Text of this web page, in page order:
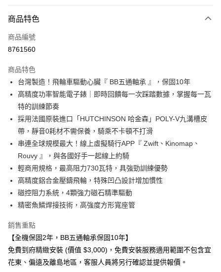
台灣樂天信用卡公司
玉山商業銀行
台灣樂天信用卡公司
元大商業銀行
台新國際商業銀行
台灣樂天信用卡公司
全盈+PAY
AFTEE先享後付
【關於「AFTEE先享後付」】
AFTEE先享後付是「在收到商品之後才付款」的支付方式。 讓您購物簡單
便利好安心！
１．簡單：不需註冊會員、不需綁卡、不需儲值。
３．安心：先確認商品／服務後，再付款。
【「AFTEE先享後付」結帳流程】
１．於結帳方式選擇「AFTEE先享後付」後，將跳轉至「AFTEE先享後付」
結帳頁面，進行簡訊認證並確認金額後，即可完成結帳。
２．訂單成立數日內，您將收到繳費通知簡訊。
３．收到繳費通知簡訊後14天內，點擊此簡訊中的連結，可透過四大超商／
ATM／網路銀行／等多元方式進行付款，方視為交易完成。
※ 請注意：結帳手續完成當下不需立刻繳費，但若您需要取消訂單，請聯絡
購買商品的店家。未經商家同意取消之訂單仍視為有效，需透過AFTEE先享
※ 交易是否成功請以「AFTEE先享後付 」之結帳頁面顯示為準，若有關於
客戶支援中心」
【注意事項】
１．透過由恩沛科技股份有限公司提供之「AFTEE先享後付」服務完成之交
易，需依本服務之必要範圍內提供個人資料，並將交易相關給付款項請求債
ATM付款
運送方式
免運費
商品特色
商品編號
8761560
商品特色
台灣製造！飛輪車驅動心臟『 BB五通軸承 』，保固10年
高精度功率智能電子錶｜即時回饋每一次踩踏數據，掌握每一瓦
特的訓練節奏
採用法國原裝進口「H UTCHINSON 哈金森」POLY-V九溝槽皮
帶，靜音0耗材不需保養，騎乘不卡頓不打滑
串連全球規模最大！線上虛擬騎行APP『 Zwift、Kinomap、
Rouvy 』，與各國好手一起線上約騎
輕商用規格，最高阻力730瓦特，具強勁訓練優勢
高精度鋁合金壓鑄飛輪，特殊凹凸設計增加慣性
磁控阻力系統，4顆強力磁石精準驅動
精密魚鱗焊接技術，高強度方形寬座管
銷售重點
【全機保固2年，BB五通軸承保固10年】
免費到府精緻安裝 (價值 $3,000)，免費安裝服務適用範圍不包含宜
花東、偏遠及離島地區，客服人員將另行確認並提供報價。